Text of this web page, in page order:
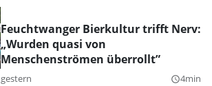
Feuchtwanger Bierkultur trifft Nerv:
„Wurden quasi von
Menschenströmen überrollt”
gestern query_builder4min